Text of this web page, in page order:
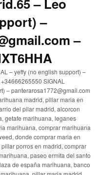
– Leo
–
–
– yeffy (no english support) –
SIGNAL
– panterarosa1772@gmail.com
madrid, pillar maria en
del pilar madrid, alcorcon
getafe marihuana, leganes
marihuana, comprar marihuana
donde comprar maria en
porros en madrid, comprar
paseo ermita del santo
de españa marihuana, banco